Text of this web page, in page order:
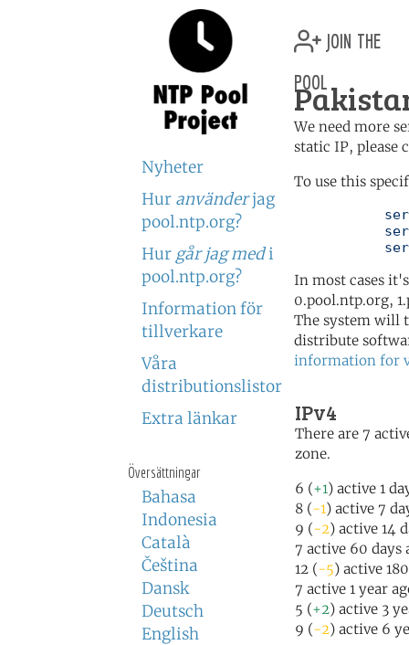
Nyheter
Hur använderjag
pool.ntp.org?
Hur går jag medi
pool.ntp.org?
Information för
tillverkare
Våra
distributionslistor
Extra länkar
Översättningar
Bahasa
Indonesia
Català
Čeština
Dansk
Deutsch
English
join the
pool
We need more
static IP, please
To use this
In most cases
0.pool.ntp.org,
The system will
distribute
information for
IPv4
There are 7
zone.
6 (+1) active 1
8 (-1) active 7
9 (-2) active 14
7 active 60 days
12 (-5) active
7 active 1 year
5 (+2) active 3
9 (-2) active 6